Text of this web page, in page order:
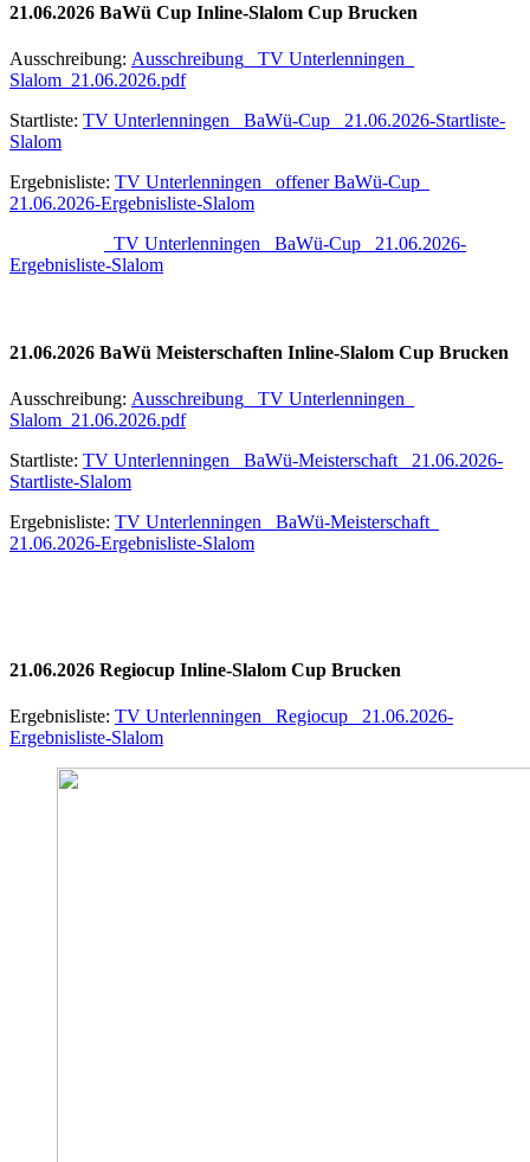
21.06.2026 BaWü Cup Inline-Slalom Cup Brucken
Ausschreibung: Ausschreibung_ TV Unterlenningen_
Slalom_21.06.2026.pdf
Startliste: TV Unterlenningen_ BaWü-Cup_ 21.06.2026-Startliste-
Slalom
Ergebnisliste: TV Unterlenningen_ offener BaWü-Cup_
21.06.2026-Ergebnisliste-Slalom
TV Unterlenningen_ BaWü-Cup_ 21.06.2026-
Ergebnisliste-Slalom
21.06.2026 BaWü Meisterschaften Inline-Slalom Cup Brucken
Ausschreibung: Ausschreibung_ TV Unterlenningen_
Slalom_21.06.2026.pdf
Startliste: TV Unterlenningen_ BaWü-Meisterschaft_ 21.06.2026-
Startliste-Slalom
Ergebnisliste: TV Unterlenningen_ BaWü-Meisterschaft_
21.06.2026-Ergebnisliste-Slalom
21.06.2026 Regiocup Inline-Slalom Cup Brucken
Ergebnisliste: TV Unterlenningen_ Regiocup_ 21.06.2026-
Ergebnisliste-Slalom